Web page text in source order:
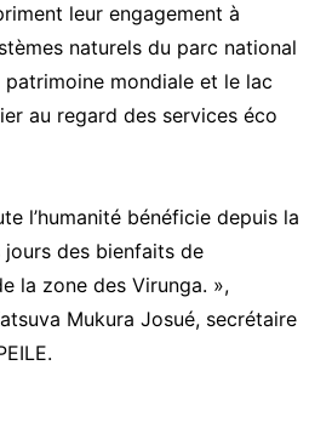
leur engagement à
naturels du parc national
mondiale et le lac
au regard des services éco
l’humanité bénéficie depuis la
jours des bienfaits de
la zone des Virunga. »,
Mukura Josué, secrétaire